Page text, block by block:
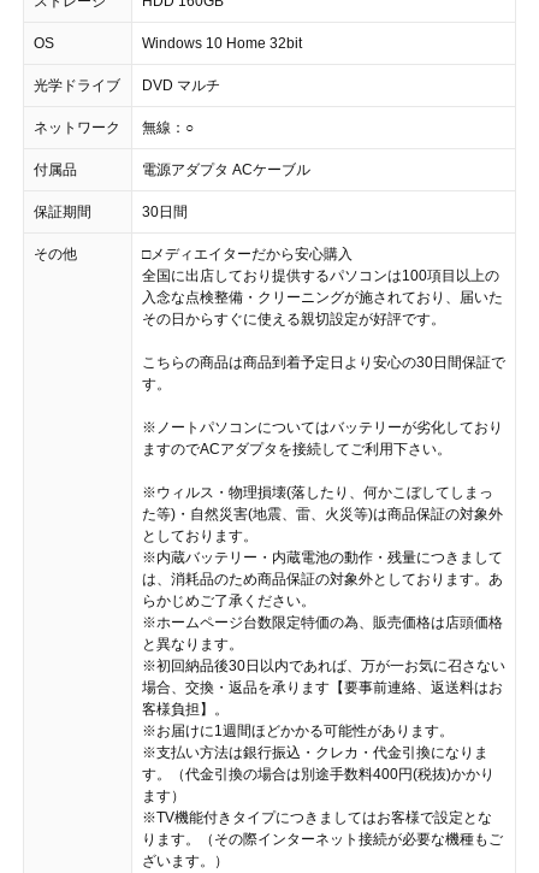
OS Windows 10 Home 32bit
光学ドライブ DVD マルチ
ネットワーク 無線：○
付属品 電源アダプタ ACケーブル
保証期間 30日間
その他
□メディエイターだから安心購入
全国に出店しており提供するパソコンは100項目以上の
入念な点検整備・クリーニングが施されており、届いた
その日からすぐに使える親切設定が好評です。
こちらの商品は商品到着予定日より安心の30日間保証で
す。
※ノートパソコンについてはバッテリーが劣化しており
ますのでACアダプタを接続してご利用下さい。
※ウィルス・物理損壊(落したり、何かこぼしてしまっ
た等)・自然災害(地震、雷、火災等)は商品保証の対象外
としております。
※内蔵バッテリー・内蔵電池の動作・残量につきまして
は、消耗品のため商品保証の対象外としております。あ
らかじめご了承ください。
※ホームページ台数限定特価の為、販売価格は店頭価格
と異なります。
※初回納品後30日以内であれば、万が一お気に召さない
場合、交換・返品を承ります【要事前連絡、返送料はお
客様負担】。
※お届けに1週間ほどかかる可能性があります。
※支払い方法は銀行振込・クレカ・代金引換になりま
す。（代金引換の場合は別途手数料400円(税抜)かかり
ます）
※TV機能付きタイプにつきましてはお客様で設定とな
ります。（その際インターネット接続が必要な機種もご
ざいます。）